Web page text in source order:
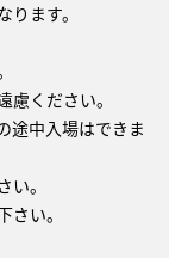
ます。
ください。
途中入場はできま
。
い。